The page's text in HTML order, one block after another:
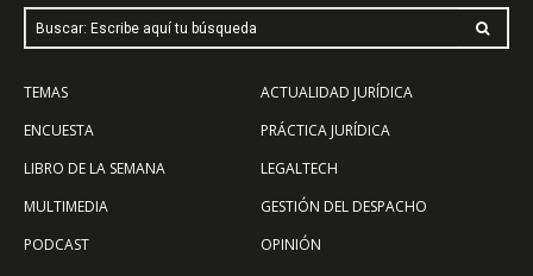
Buscar: Escribe aquí tu búsqueda
TEMAS
ENCUESTA
LIBRO DE LA SEMANA
MULTIMEDIA
PODCAST
ACTUALIDAD JURÍDICA
PRÁCTICA JURÍDICA
LEGALTECH
GESTIÓN DEL DESPACHO
OPINIÓN